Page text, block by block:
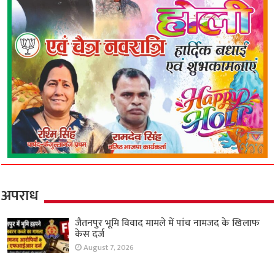
अपराध
जैतनपुर भूमि विवाद मामले में पांच नामजद के खिलाफ
केस दर्ज
August 7, 2026